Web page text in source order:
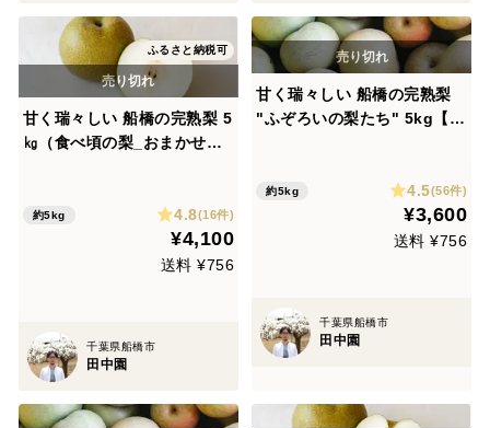
ふるさと納税可
甘く瑞々しい 船橋の完熟梨 5
㎏（食べ頃の梨_おまかせセ
鮮 な朝どれの美味しい”な
約5kg 4.8(16件)
¥4,100
送料 ¥756
千葉県船橋市
田中園
甘く瑞々しい 船橋の完熟梨
"ふぞろいの梨たち" 5kg【幸
ま～い梨！【常温便・夏ギフ
ト】新鮮 な朝どれの美味し
約5kg 4.5(56件)
¥3,600
送料 ¥756
千葉県船橋市
田中園